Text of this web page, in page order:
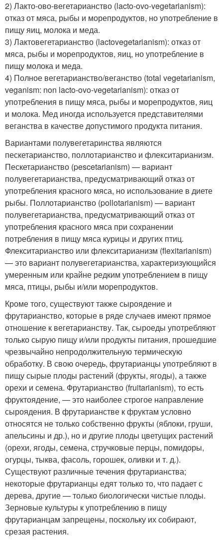
2) Лакто-ово-вегетарианство (lacto-ovo-vegetarianism):
отказ от мяса, рыбы и морепродуктов, но употребление в
пищу яиц, молока и меда.
3) Лактовегетарианство (lactovegetaria­nism): отказ от
мяса, рыбы и морепродуктов, яиц, но употребление в
пищу молока и меда.
4) Полное вегетарианство/веганство (total vegetarianism,
veganism: non lacto-ovo-vegetarianism): отказ от
употребления в пищу мяса, рыбы и морепродуктов, яиц
и молока. Мед иногда используется представителями
веганства в качестве допустимого продукта питания.
Вариантами полувегетаринства являются
пескетарианство, поллотарианство и флекситарианизм.
Пескетариан­ство (pescetarianism) — вариант
полувегетарианства, предусматривающий отказ от
употребления красного мяса, но использование в диете
рыбы. Полло­тарианство (pollotarianism) — вариант
полувегетарианства, предусматривающий отказ от
употребления красного мяса при сохранении
потребления в пищу мяса курицы и других птиц.
Флекситарианство или флекситарианизм (flexitarianism)
— это вариант полувегетарианства, характеризующийся
умеренным или крайне редким употреблением в пищу
мяса, птицы, рыбы и/или морепродуктов.
Кроме того, существуют также сыроядение и
фрутaрианство, которые в ряде случаев имеют прямое
отношение к вегетарианству. Так, сыроеды употребляют
только сырую пищу и/или продукты питания, прошедшие
чрезвычайно непродолжительную термическую
обработку. В свою очередь, фрутaрианцы употребляют в
пищу сырые плоды растений (фрукты, ягоды), а также
орехи и семена. Фрутарианство (fruitarianism), то есть
фруктоядение, — это наиболее строгое направление
сыроядения. В фрутарианстве к фруктам условно
относятся не только собственно фрукты (яблоки, груши,
апельсины и др.), но и другие плоды цветущих растений
(орехи, ягоды, семена, стручковые перцы, помидоры,
огурцы, тыква, фасоль, горошек, оливки и т. д.).
Существуют различные течения фрутарианства;
некоторые фрутарианцы едят только то, что падает с
дерева, другие — только биологически чистые плоды.
Зерновые культуры к употреблению в пищу
фрутарианцам запрещены, поскольку их собирают,
срезая растения.